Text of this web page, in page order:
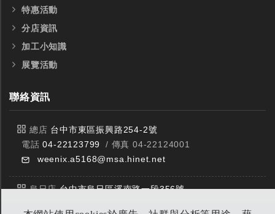
特惠活動
分店資訊
加工小知識
展覽活動
聯絡資訊
總店 台中市東區振興路254-2號
電話04-22123799
/ 傳真 04-22124001
weenix.a5168@msa.hinet.net
烏日店台中市烏日區溪南路一段356號